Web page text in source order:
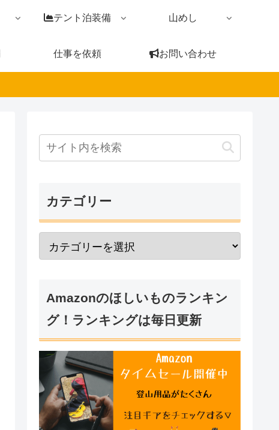
テント泊装備 山めし
仕事を依頼 お問い合わせ
カテゴリー
Amazonのほしいものランキン
グ！ランキングは毎日更新